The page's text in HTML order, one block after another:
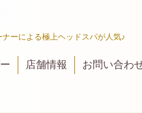
ーによる極上ヘッドスパが人気♪
店舗情報 お問い合わ